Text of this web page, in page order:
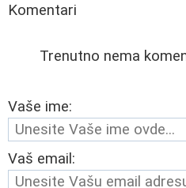
Komentari
Trenutno nema
Vaše ime:
Vaš email: